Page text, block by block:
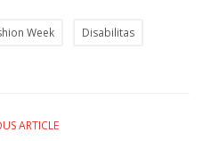
Week Disabilitas
ARTICLE